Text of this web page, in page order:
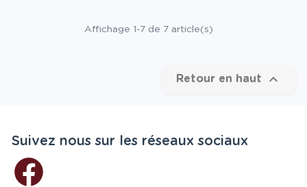
Affichage 1-7 de 7 article(s)
Retour en haut 
Suivez nous sur les réseaux sociaux